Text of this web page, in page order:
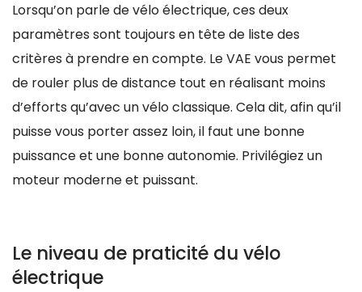
Lorsqu’on parle de vélo électrique, ces deux
paramètres sont toujours en tête de liste des
critères à prendre en compte. Le VAE vous permet
de rouler plus de distance tout en réalisant moins
d’efforts qu’avec un vélo classique. Cela dit, afin qu’il
puisse vous porter assez loin, il faut une bonne
puissance et une bonne autonomie. Privilégiez un
moteur moderne et puissant.
Le niveau de praticité du vélo
électrique